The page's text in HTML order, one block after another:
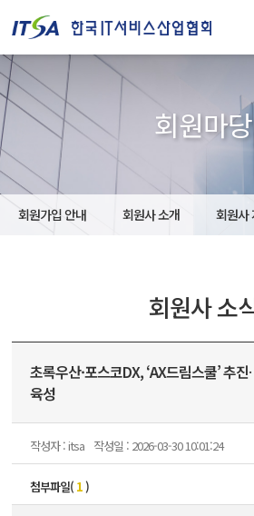
회원마당
회원가입 안내 회원사 소개 회원사
회원사 소
초록우산·포스코DX, ‘AX드림스쿨’ 추
육성
작성자 : itsa 작성일 : 2026-03-30 10:01:24
첨부파일( 1 )